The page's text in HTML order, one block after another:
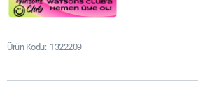
Ürün Kodu 1322209